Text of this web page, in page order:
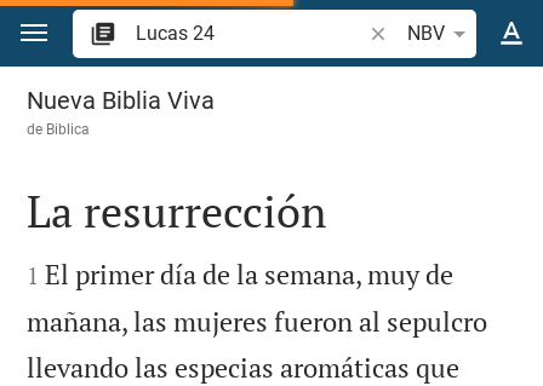
Ir a un contenido
Buscar versículo
NBV
Lucas 24
Nueva Biblia Viva
de Biblica

La resurrección

1 El primer día de la semana, muy de
mañana, las mujeres fueron al sepulcro
llevando las especias aromáticas que